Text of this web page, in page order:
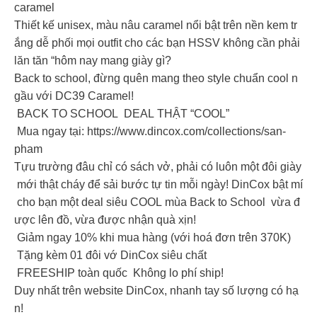
caramel
Thiết kế unisex, màu nâu caramel nổi bật trên nền kem tr
ắng dễ phối mọi outfit cho các bạn HSSV không cần phải
lăn tăn “hôm nay mang giày gì?
Back to school, đừng quên mang theo style chuẩn cool n
gầu với DC39 Caramel!
BACK TO SCHOOL DEAL THẬT “COOL”
Mua ngay tại: https://www.dincox.com/collections/san-
pham
Tựu trường đâu chỉ có sách vở, phải có luôn một đôi giày
mới thật cháy để sải bước tự tin mỗi ngày! DinCox bật mí
cho bạn một deal siêu COOL mùa Back to School vừa đ
ược lên đồ, vừa được nhận quà xịn!
Giảm ngay 10% khi mua hàng (với hoá đơn trên 370K)
Tặng kèm 01 đôi vớ DinCox siêu chất
FREESHIP toàn quốc Không lo phí ship!
Duy nhất trên website DinCox, nhanh tay số lượng có hạ
n!